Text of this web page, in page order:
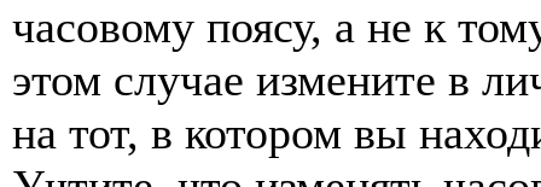
часовому поясу, а не к
этом случае измените в
на тот, в котором вы